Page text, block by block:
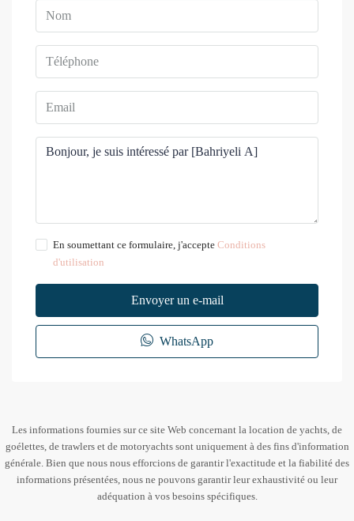
En soumettant ce formulaire, j'accepte Conditions
d'utilisation
Envoyer un e-mail
WhatsApp
Les informations fournies sur ce site Web concernant la location de yachts, de
goélettes, de trawlers et de motoryachts sont uniquement à des fins d'information
générale. Bien que nous nous efforcions de garantir l'exactitude et la fiabilité des
informations présentées, nous ne pouvons garantir leur exhaustivité ou leur
adéquation à vos besoins spécifiques.